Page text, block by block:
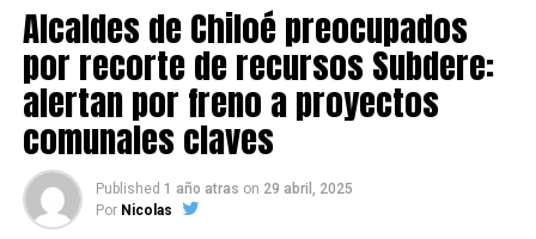
Alcaldes de Chiloé preocupados
por recorte de recursos Subdere:
alertan por freno a proyectos
comunales claves
Published 1 año atras on 29 abril, 2025
Por Nicolas